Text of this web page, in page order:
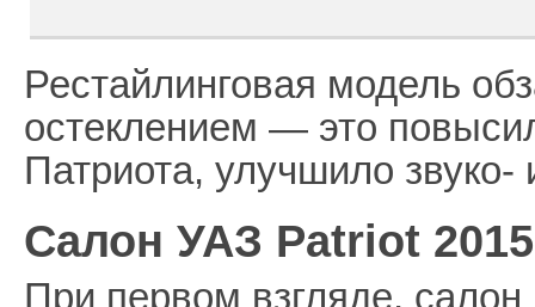
Рестайлинговая модель
остеклением — это
Патриота, улучшило
Салон УАЗ Patriot
При первом взгляде, салон